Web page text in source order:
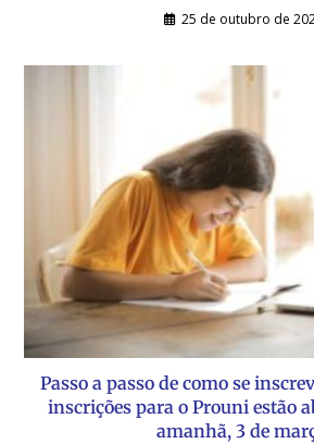
25 de outubro de
Passo a passo de como se
inscrições para o Prouni estão
amanhã, 3 de